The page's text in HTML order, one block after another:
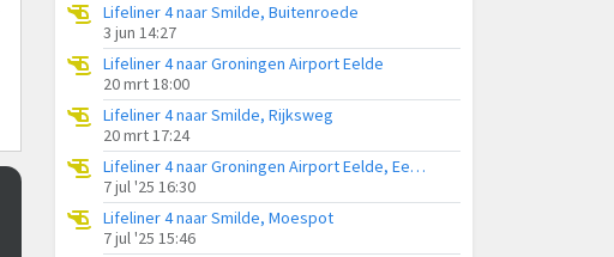
Lifeliner 4 naar Smilde, Buitenroede
3 jun 14:27
Lifeliner 4 naar Groningen Airport Eelde
20 mrt 18:00
Lifeliner 4 naar Smilde, Rijksweg
20 mrt 17:24
Lifeliner 4 naar Groningen Airport Eelde, Eekhoutswijk
7 jul '25 16:30
Lifeliner 4 naar Smilde, Moespot
7 jul '25 15:46